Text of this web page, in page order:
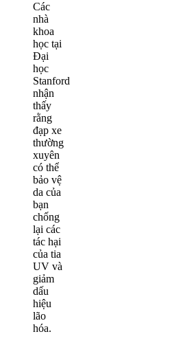
Các
nhà
khoa
học tại
Đại
học
Stanford
nhận
thấy
rằng
đạp xe
thường
xuyên
có thể
bảo vệ
da của
bạn
chống
lại các
tác hại
của tia
UV và
giảm
dấu
hiệu
lão
hóa.